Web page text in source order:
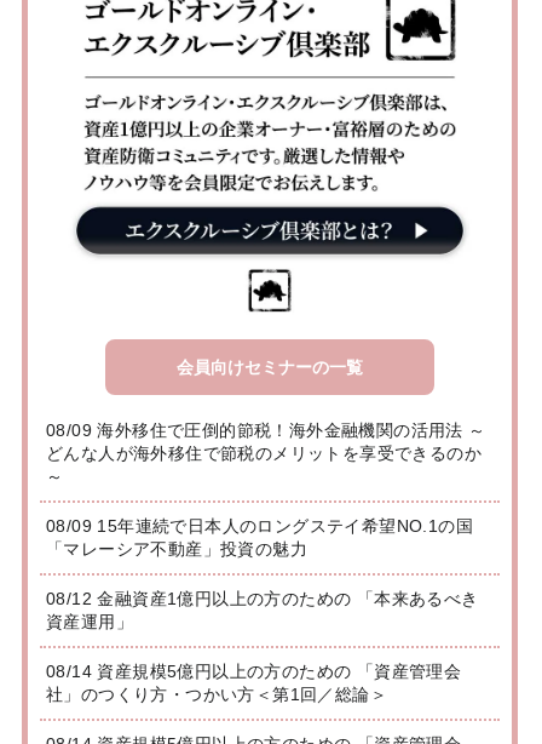
会員向けセミナーの一覧
08/09 海外移住で圧倒的節税！海外金融機関の活用法 ～
どんな人が海外移住で節税のメリットを享受できるのか
～
08/09 15年連続で日本人のロングステイ希望NO.1の国
「マレーシア不動産」投資の魅力
08/12 金融資産1億円以上の方のための 「本来あるべき
資産運用」
08/14 資産規模5億円以上の方のための 「資産管理会
社」のつくり方・つかい方＜第1回／総論＞